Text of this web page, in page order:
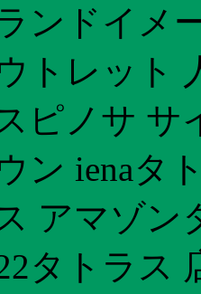
ンドイメ
トレット
ピノサ サ
ン ienaタ
アマゾン
タトラス